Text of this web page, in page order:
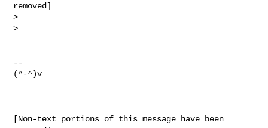
removed]
>
>
--
(^-^)v
[Non-text portions of this message have been